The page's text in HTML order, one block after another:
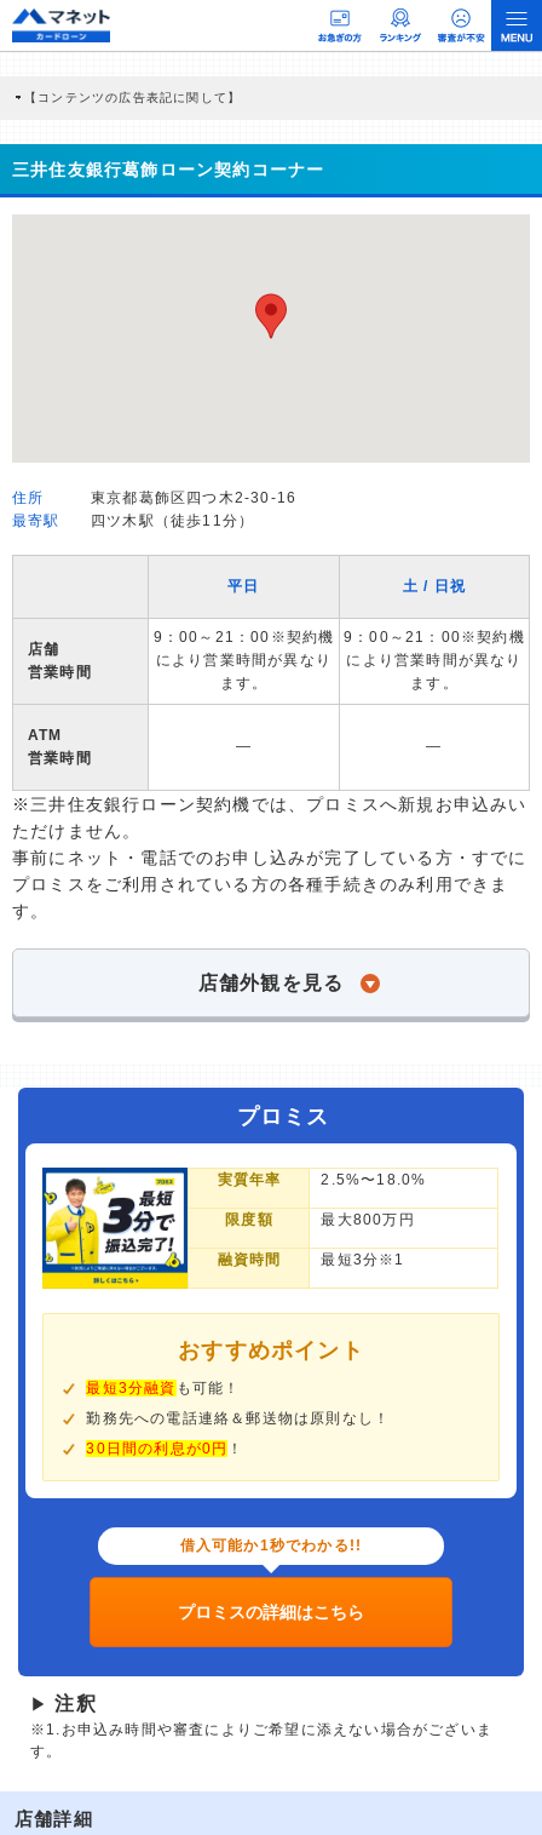
【コンテンツの広告表記に関して】
商品を根拠なくPRするものではなく、当編集部の調査／ユーザーへの口コミ収集な
どに基づき、公平性を担保した情報提供を行っています。
>提携企業一覧
三井住友銀行葛飾ローン契約コーナー
住所
東京都葛飾区四つ木2-30-16
最寄駅
四ツ木駅（徒歩11分）
平日 土 / 日祝
店舗
営業時間
9：00～21：00※契約機
により営業時間が異なり
ます。
9：00～21：00※契約機
により営業時間が異なり
ます。
ATM
営業時間
― ―
※三井住友銀行ローン契約機では、プロミスへ新規お申込みい
ただけません。
事前にネット・電話でのお申し込みが完了している方・すでに
プロミスをご利用されている方の各種手続きのみ利用できま
す。
店舗外観を見る
プロミス
実質年率 2.5%〜18.0%
限度額 最大800万円
融資時間 最短3分※1
おすすめポイント
最短3分融資 も可能！
勤務先への電話連絡＆郵送物は原則なし！
30日間の利息が0円 ！
借入可能か1秒でわかる!!
プロミスの詳細はこちら
▶ 注釈
※1.お申込み時間や審査によりご希望に添えない場合がございま
す。
店舗詳細